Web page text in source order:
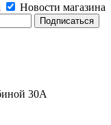
Новости магазина
30А